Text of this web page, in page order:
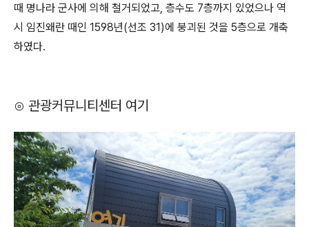
때 명나라 군사에 의해 철거되었고, 층수도 7층까지 있었으나 역
시 임진왜란 때인 1598년(선조 31)에 붕괴된 것을 5층으로 개축
하였다.
⊙ 관광커뮤니티센터 여기